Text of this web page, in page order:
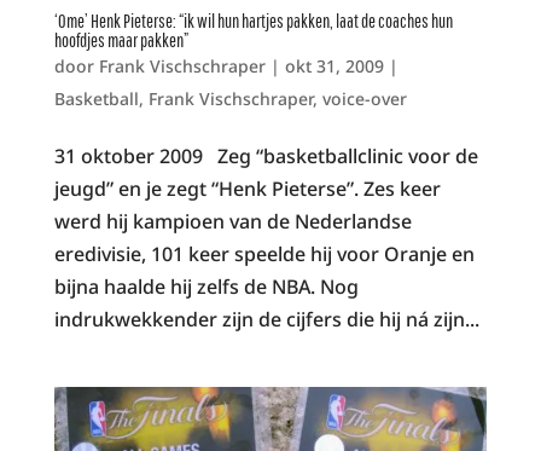
‘Ome’ Henk Pieterse: “ik wil hun hartjes pakken, laat de coaches hun
hoofdjes maar pakken”
door Frank Vischschraper| okt 31, 2009|
Basketball, Frank Vischschraper, voice-over
31 oktober 2009 Zeg “basketballclinic voor de
jeugd” en je zegt “Henk Pieterse”. Zes keer
werd hij kampioen van de Nederlandse
eredivisie, 101 keer speelde hij voor Oranje en
bijna haalde hij zelfs de NBA. Nog
indrukwekkender zijn de cijfers die hij ná zijn...